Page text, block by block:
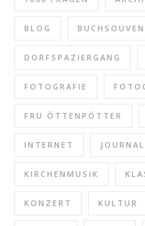
BLOG
DORFSPAZIERGANG
FOTOGRAFIE
FRU ÖTTENPÖTTER
INTERNET
KIRCHENMUSIK
KONZERT KULTUR